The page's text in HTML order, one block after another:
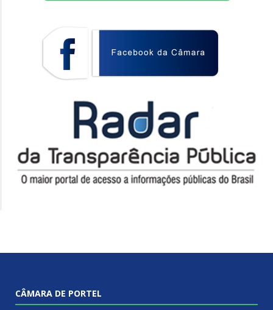
CÂMARA DE PORTEL